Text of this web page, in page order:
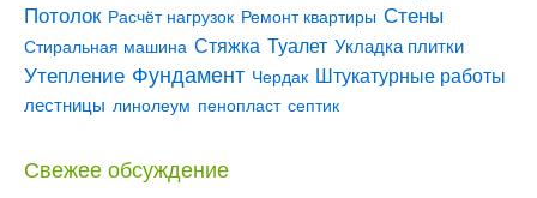
Потолок Расчёт нагрузок Ремонт квартиры Стены
Стиральная машина Стяжка Туалет Укладка плитки
Утепление Фундамент Чердак Штукатурные работы
лестницы линолеум пенопласт септик
Свежее обсуждение